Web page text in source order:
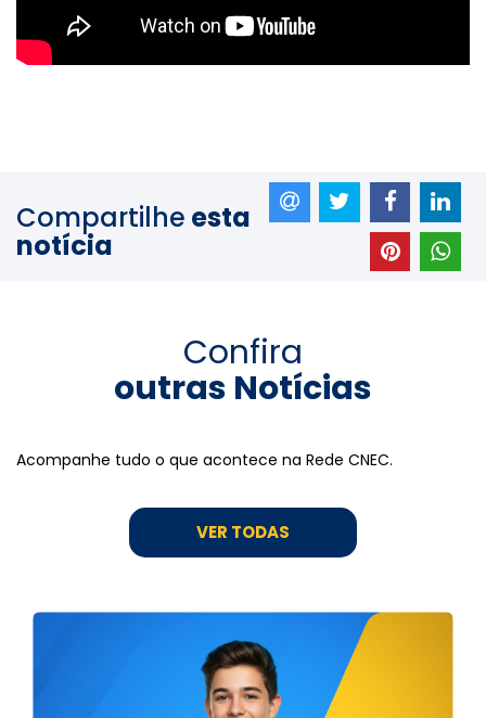
Compartilhe esta
notícia
Confira
outras Notícias
Acompanhe tudo o que acontece na Rede CNEC.
VER TODAS